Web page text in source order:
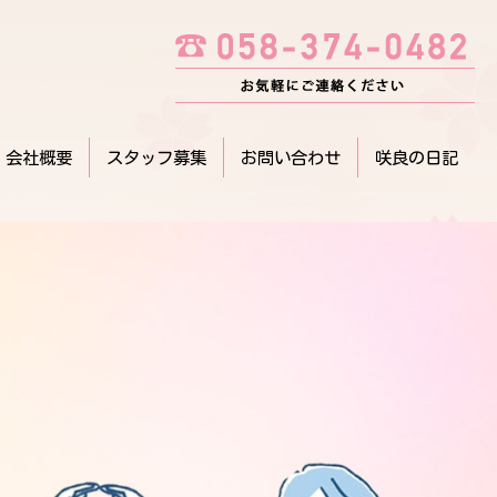
会社概要 スタッフ募集 お問い合わせ 咲良の日記